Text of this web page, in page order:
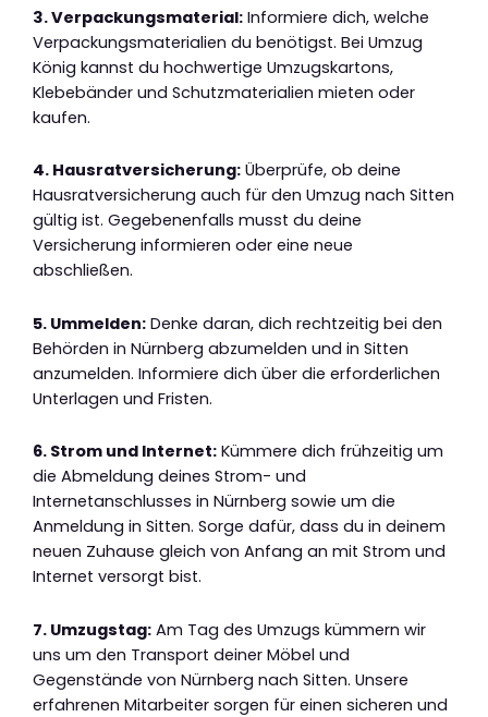
3. Verpackungsmaterial: Informiere dich, welche
Verpackungsmaterialien du benötigst. Bei Umzug
König kannst du hochwertige Umzugskartons,
Klebebänder und Schutzmaterialien mieten oder
kaufen.
4. Hausratversicherung: Überprüfe, ob deine
Hausratversicherung auch für den Umzug nach Sitten
gültig ist. Gegebenenfalls musst du deine
Versicherung informieren oder eine neue
abschließen.
5. Ummelden: Denke daran, dich rechtzeitig bei den
Behörden in Nürnberg abzumelden und in Sitten
anzumelden. Informiere dich über die erforderlichen
Unterlagen und Fristen.
6. Strom und Internet: Kümmere dich frühzeitig um
die Abmeldung deines Strom- und
Internetanschlusses in Nürnberg sowie um die
Anmeldung in Sitten. Sorge dafür, dass du in deinem
neuen Zuhause gleich von Anfang an mit Strom und
Internet versorgt bist.
7. Umzugstag: Am Tag des Umzugs kümmern wir
uns um den Transport deiner Möbel und
Gegenstände von Nürnberg nach Sitten. Unsere
erfahrenen Mitarbeiter sorgen für einen sicheren und